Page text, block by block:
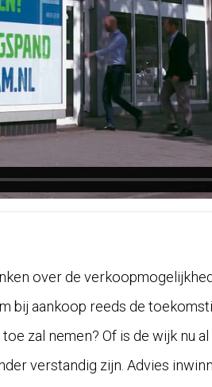
over de
bij aankoop reeds de
zal nemen? Of is de wijk nu
verstandig zijn. Advies